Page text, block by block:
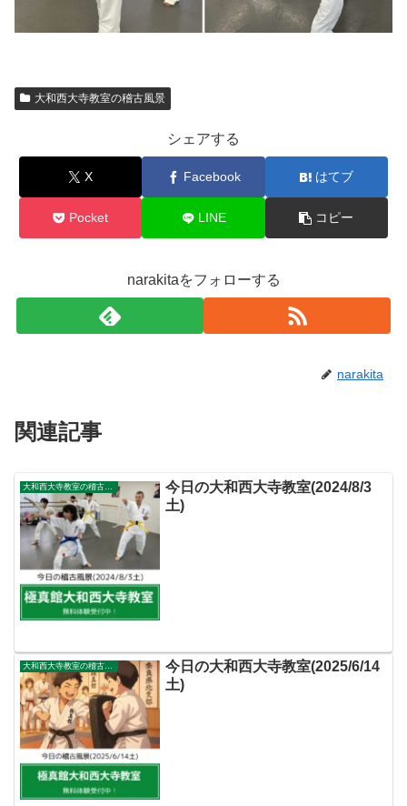
大和西大寺教室の稽古風景
シェアする
X Facebook はてブ
Pocket LINE コピー
narakitaをフォローする
narakita
関連記事
大和西大寺教室の稽古風景
今日の大和西大寺教室(2024/8/3
土)
大和西大寺教室の稽古風景
今日の大和西大寺教室(2025/6/14
土)